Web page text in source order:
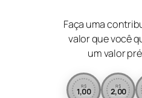
Faça uma
valor que você
um valor
R$
1,00
R$
2,00